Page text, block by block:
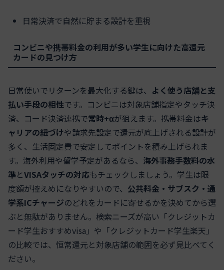
日常決済で自然に貯まる設計を重視
コンビニや携帯料金の利用が多い学生に向けた高還元
カードの見つけ方
日常使いでリターンを最大化する鍵は、 よく使う店舗と支
払い手段の相性です。コンビニは対象店舗指定やタッチ決
済、コード決済連携で常時+αが狙えます。携帯料金はキ
ャリアの紐づけや請求先設定で還元が底上げされる設計が
多く、生活固定費で安定してポイントを積み上げられま
す。海外利用や留学予定があるなら、 海外事務手数料の水
準とVISAタッチの対応もチェックしましょう。学生は限
度額が控えめになりやすいので、 公共料金・サブスク・通
学系ICチャージのどれをカードに寄せるかを決めてから選
ぶと無駄がありません。検索ニーズが高い「クレジットカ
ード学生おすすめvisa」や「クレジットカード学生楽天」
の比較では、恒常還元と対象店舗の範囲を必ず見比べてく
ださい。